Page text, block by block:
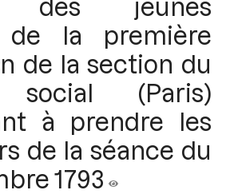
des jeunes
de la première
de la section du
social (Paris)
à prendre les
de la séance du
1793